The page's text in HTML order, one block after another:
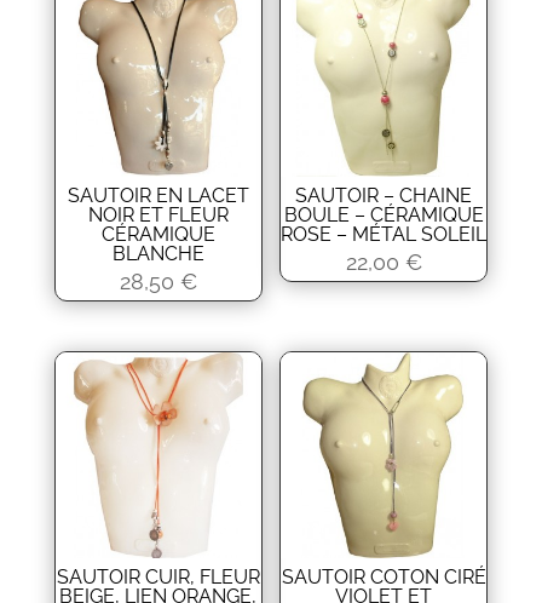
SAUTOIR EN LACET
NOIR ET FLEUR
CÉRAMIQUE
BLANCHE
28,50 €
SAUTOIR – CHAINE
BOULE – CÉRAMIQUE
ROSE – MÉTAL SOLEIL
22,00 €
SAUTOIR CUIR, FLEUR
BEIGE, LIEN ORANGE,
SAUTOIR COTON CIRÉ
VIOLET ET